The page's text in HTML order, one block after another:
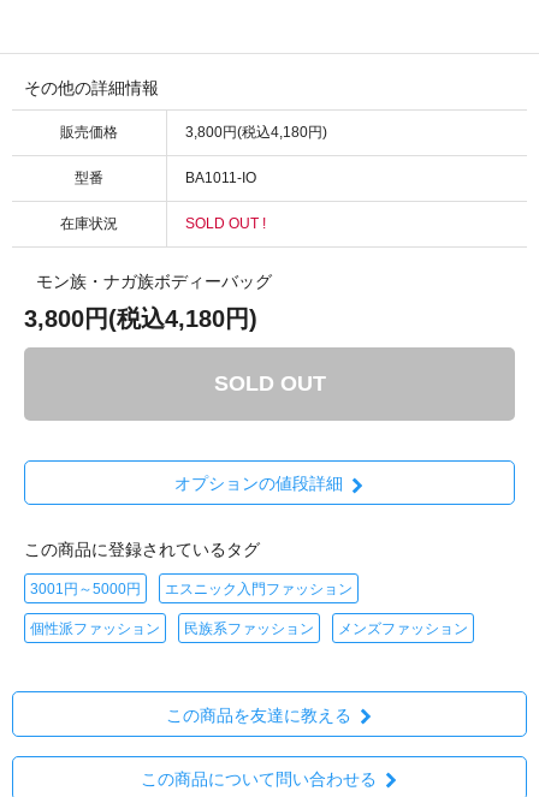
その他の詳細情報
販売価格 3,800円(税込4,180円)
型番 BA1011-IO
在庫状況 SOLD OUT !
モン族・ナガ族ボディーバッグ
3,800円(税込4,180円)
SOLD OUT
オプションの値段詳細
この商品に登録されているタグ
3001円～5000円 エスニック入門ファッション
個性派ファッション 民族系ファッション メンズファッション
この商品を友達に教える
この商品について問い合わせる